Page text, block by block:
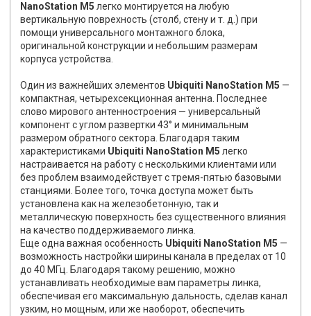
NanoStation M5 легко монтируется на любую
вертикальную поврехность (столб, стену и т. д.) при
помощи универсального монтажного блока,
оригинальной конструкции и небольшим размерам
корпуса устройства.
Один из важнейших элементов Ubiquiti NanoStation M5 —
компактная, четырехсекционная антенна. Последнее
слово мирового антенностроения — универсальный
компонент с углом развертки 43° и минимальным
размером обратного сектора. Благодаря таким
характеристиками Ubiquiti NanoStation M5 легко
настраивается на работу с несколькими клиентами или
без проблем взаимодействует с тремя-пятью базовыми
станциями. Более того, точка доступа может быть
установлена как на железобетонную, так и
металлическую поверхность без существенного влияния
на качество поддерживаемого линка.
Еще одна важная особенность Ubiquiti NanoStation M5 —
возможность настройки ширины канала в пределах от 10
до 40 МГц. Благодаря такому решению, можно
устанавливать необходимые вам параметры линка,
обеспечивая его максимальную дальность, сделав канал
узким, но мощным, или же наоборот, обеспечить